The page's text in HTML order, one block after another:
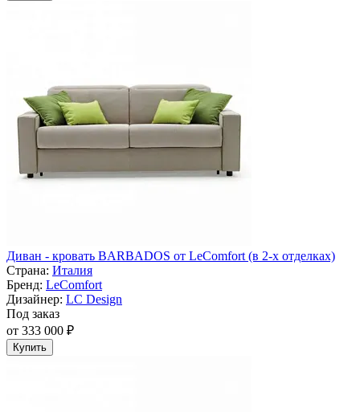
Диван - кровать BARBADOS от LeComfort (в 2-х отделках)
Страна: Италия
Бренд: LeComfort
Дизайнер: LC Design
Под заказ
от 333 000 ₽
Купить